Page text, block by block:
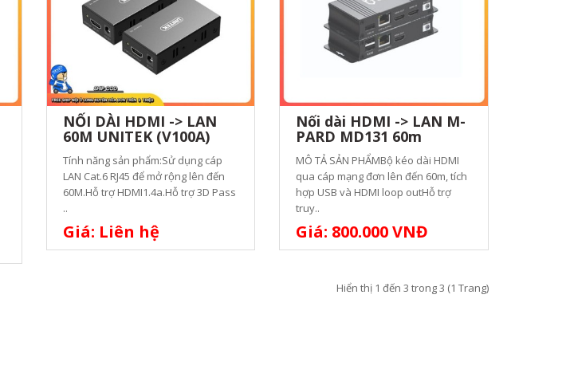
NỐI DÀI HDMI -> LAN
60M UNITEK (V100A)
Tính năng sản phẩm:Sử dụng cáp
LAN Cat.6 RJ45 để mở rộng lên đến
60M.Hỗ trợ HDMI1.4a.Hỗ trợ 3D Pass
..
Giá: Liên hệ
Nối dài HDMI -> LAN M-
PARD MD131 60m
MÔ TẢ SẢN PHẨMBộ kéo dài HDMI
qua cáp mạng đơn lên đến 60m, tích
hợp USB và HDMI loop outHỗ trợ
truy..
Giá: 800.000 VNĐ
Hiển thị 1 đến 3 trong 3 (1 Trang)